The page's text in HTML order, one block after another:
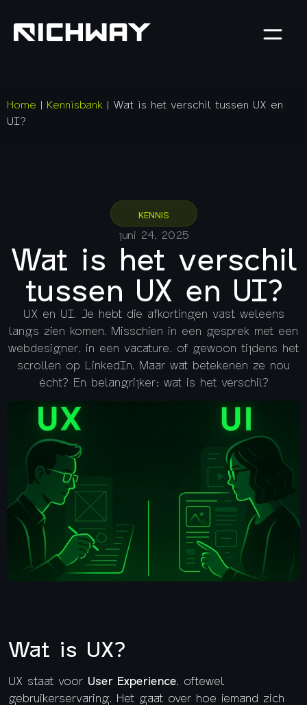
Home | Kennisbank | Wat is het verschil tussen UX en
UI?
KENNIS
juni 24, 2025
Wat is het verschil
tussen UX en UI?
UX en UI. Je hebt die afkortingen vast weleens
langs zien komen. Misschien in een gesprek met een
webdesigner, in een vacature, of gewoon tijdens het
scrollen op LinkedIn. Maar wat betekenen ze nou
écht? En belangrijker: wat is het verschil?
Wat is UX?
UX staat voor User Experience , oftewel
gebruikerservaring. Het gaat over hoe iemand zich